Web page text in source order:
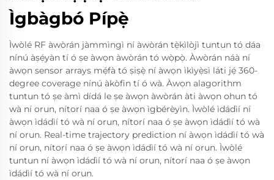
Ìgbàgbó Pípẹ̀
Ìwòlé RF àwòrán jàmmìngì ní àwòrán tẹ̀kìlòjì tuntun tó dáa
nínú àṣẹ́yàn tí ó ṣe àwọn àwòrán tó wọ̀pọ̀. Àwòrán náà ní
àwọn sensor arrays mẹ́fà tó ṣiṣẹ̀ ní àwọn ìkìyẹ̀sì láti jẹ́ 360-
degree coverage nínú àkòfin tí ó wà. Àwọn alagorithm
tuntun tó ṣe àmì dídá le ṣe àwọn àwòrán àti àwọn ohun tó
wà ní orun, nítorí naa ó ṣe àwọn ìgbérèyìn. Ìwòlé ìdádìí ní
àwọn ìdádìí tó wà ní orun, nítorí naa ó ṣe àwọn ìdádìí tó wà
ní orun. Real-time trajectory prediction ní àwọn ìdádìí tó wà
ní orun, nítorí naa ó ṣe àwọn ìdádìí tó wà ní orun. Ìwòlé
tuntun ní àwọn ìdádìí tó wà ní orun, nítorí naa ó ṣe àwọn
ìdádìí tó wà ní orun.